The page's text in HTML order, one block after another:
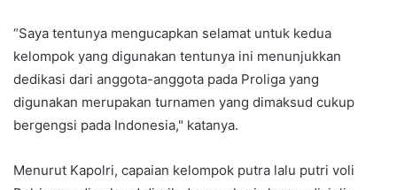
“Saya tentunya mengucapkan selamat untuk kedua
kelompok yang digunakan tentunya ini menunjukkan
dedikasi dari anggota-anggota pada Proliga yang
digunakan merupakan turnamen yang dimaksud cukup
bergengsi pada Indonesia," katanya.
Menurut Kapolri, capaian kelompok putra lalu putri voli